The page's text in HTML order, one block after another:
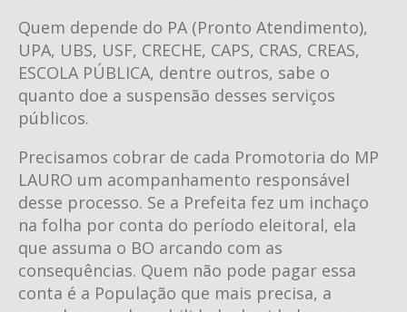
Quem depende do PA (Pronto Atendimento),
UPA, UBS, USF, CRECHE, CAPS, CRAS, CREAS,
ESCOLA PÚBLICA, dentre outros, sabe o
quanto doe a suspensão desses serviços
públicos.
Precisamos cobrar de cada Promotoria do MP
LAURO um acompanhamento responsável
desse processo. Se a Prefeita fez um inchaço
na folha por conta do período eleitoral, ela
que assuma o BO arcando com as
consequências. Quem não pode pagar essa
conta é a População que mais precisa, a